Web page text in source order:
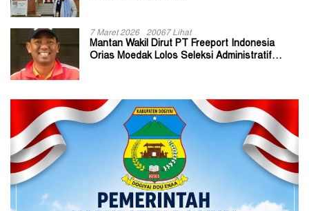
7 Maret 2026 20067 Lihat
Mantan Wakil Dirut PT Freeport Indonesia
Orias Moedak Lolos Seleksi Administratif